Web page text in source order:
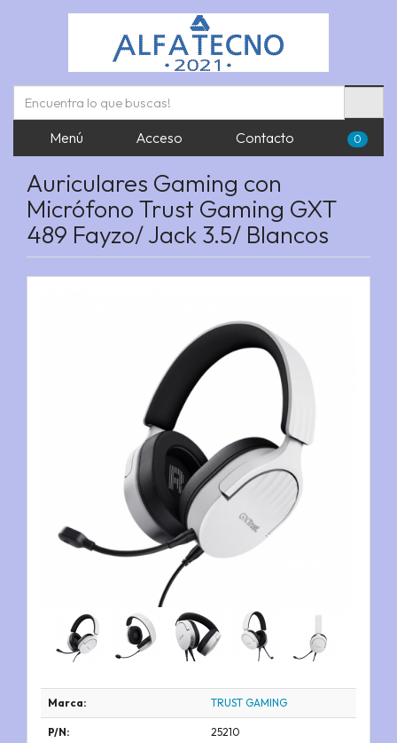
Menú Acceso Contacto 0
Auriculares Gaming con
Micrófono Trust Gaming GXT
489 Fayzo/ Jack 3.5/ Blancos
Marca: TRUST GAMING
P/N: 25210